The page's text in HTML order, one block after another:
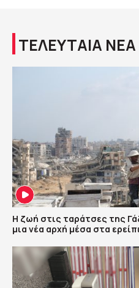
ΤΕΛΕΥΤΑΙΑ ΝΕΑ
Η ζωή στις ταράτσες της
μια νέα αρχή μέσα στα